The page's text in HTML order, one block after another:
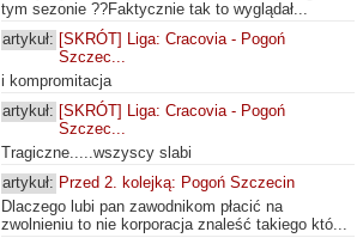
tym sezonie ??Faktycznie tak to wyglądał...
artykuł: [SKRÓT] Liga: Cracovia - Pogoń
Szczec...
i kompromitacja
artykuł: [SKRÓT] Liga: Cracovia - Pogoń
Szczec...
Tragiczne.....wszyscy slabi
artykuł: Przed 2. kolejką: Pogoń Szczecin
Dlaczego lubi pan zawodnikom płacić na
zwolnieniu to nie korporacja znaleść takiego któ...